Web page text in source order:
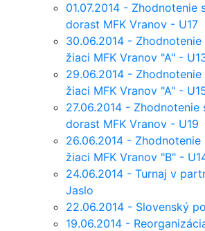
01.07.2014 - Zhodnotenie
dorast MFK Vranov - U17
30.06.2014 -
žiaci MFK Vranov "A" -
29.06.2014 -
žiaci MFK Vranov "A" -
27.06.2014 -
dorast MFK Vranov - U19
26.06.2014 -
žiaci MFK Vranov "B" -
24.06.2014 - Turnaj v
Jaslo
22.06.2014 - Slovenský
19.06.2014 -